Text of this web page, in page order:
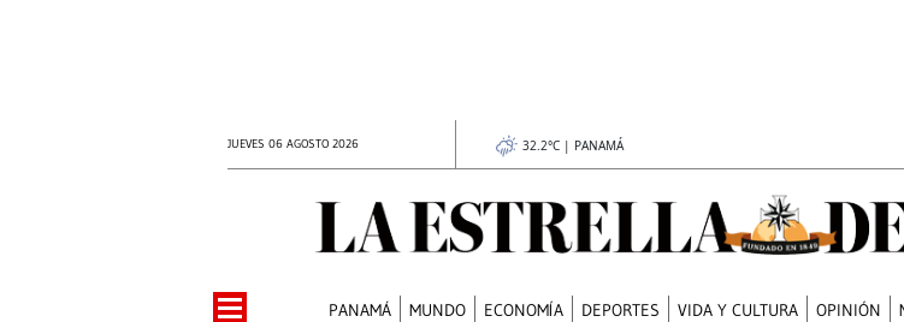
JUEVES 06 AGOSTO 2026 32.2°C | PANAMÁ
PANAMÁ MUNDO ECONOMÍA DEPORTES VIDA Y CULTURA OPINIÓN